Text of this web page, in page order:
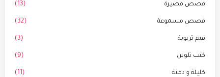
قصص قصيرة (13)
قصص مسموعة (32)
قيم تربوية (3)
كتب تلوين (9)
كليلة و دمنة (11)